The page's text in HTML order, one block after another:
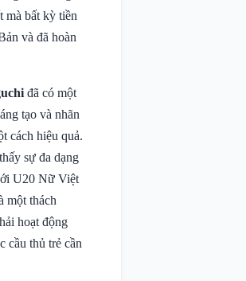
mà bất kỳ tiền
và đã hoàn
đã có một
tạo và nhãn
cách hiệu quả.
sự đa dạng
U20 Nữ Việt
một thách
hoạt động
cầu thủ trẻ cần